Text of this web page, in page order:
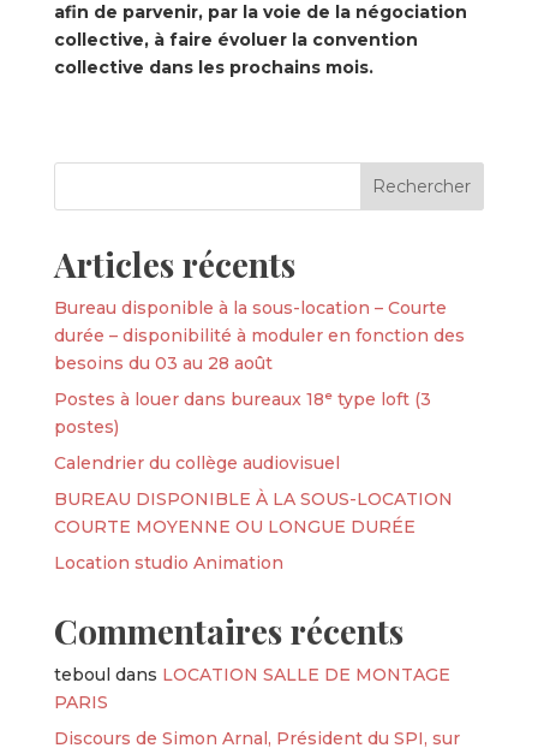
afin de parvenir, par la voie de la négociation
collective, à faire évoluer la convention
collective dans les prochains mois.
Articles récents
Bureau disponible à la sous-location – Courte
durée – disponibilité à moduler en fonction des
besoins du 03 au 28 août
Postes à louer dans bureaux 18ᵉ type loft (3
postes)
Calendrier du collège audiovisuel
BUREAU DISPONIBLE À LA SOUS-LOCATION
COURTE MOYENNE OU LONGUE DURÉE
Location studio Animation
Commentaires récents
teboul dans LOCATION SALLE DE MONTAGE
PARIS
Discours de Simon Arnal, Président du SPI, sur